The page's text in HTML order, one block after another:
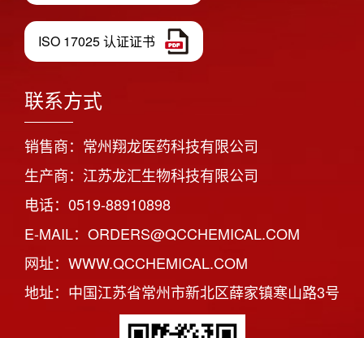
ISO 17025 认证证书
联系方式
销售商：常州翔龙医药科技有限公司
生产商：江苏龙汇生物科技有限公司
电话：0519-88910898
E-MAIL：ORDERS@QCCHEMICAL.COM
网址：WWW.QCCHEMICAL.COM
地址：中国江苏省常州市新北区薛家镇寒山路3号